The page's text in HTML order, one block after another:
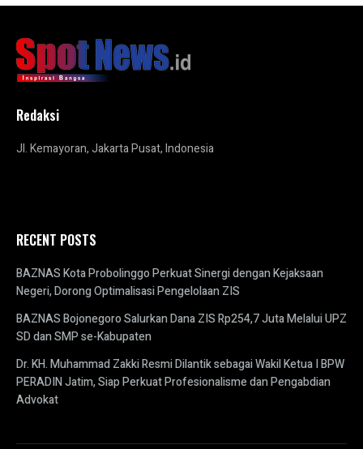
Redaksi
Jl. Kemayoran, Jakarta Pusat, Indonesia
RECENT POSTS
BAZNAS Kota Probolinggo Perkuat Sinergi dengan Kejaksaan
Negeri, Dorong Optimalisasi Pengelolaan ZIS
BAZNAS Bojonegoro Salurkan Dana ZIS Rp254,7 Juta Melalui UPZ
SD dan SMP se-Kabupaten
Dr. KH. Muhammad Zakki Resmi Dilantik sebagai Wakil Ketua I BPW
PERADIN Jatim, Siap Perkuat Profesionalisme dan Pengabdian
Advokat